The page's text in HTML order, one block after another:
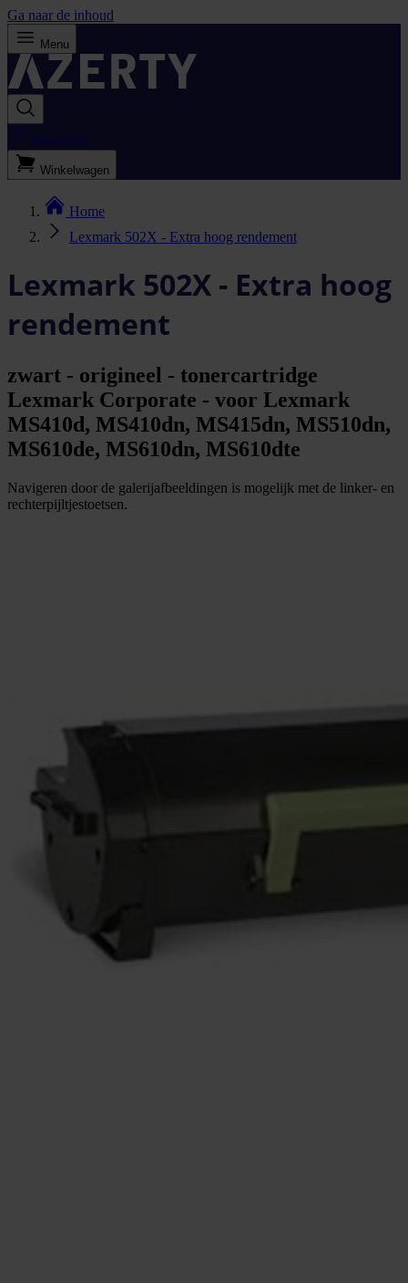
Ga naar de inhoud
Menu
Bestellijst
Winkelwagen
Home
Lexmark 502X - Extra hoog rendement
Lexmark 502X - Extra hoog
rendement
zwart - origineel - tonercartridge
Lexmark Corporate - voor Lexmark
MS410d, MS410dn, MS415dn, MS510dn,
MS610de, MS610dn, MS610dte
Navigeren door de galerijafbeeldingen is mogelijk met de linker- en
rechterpijltjestoetsen.